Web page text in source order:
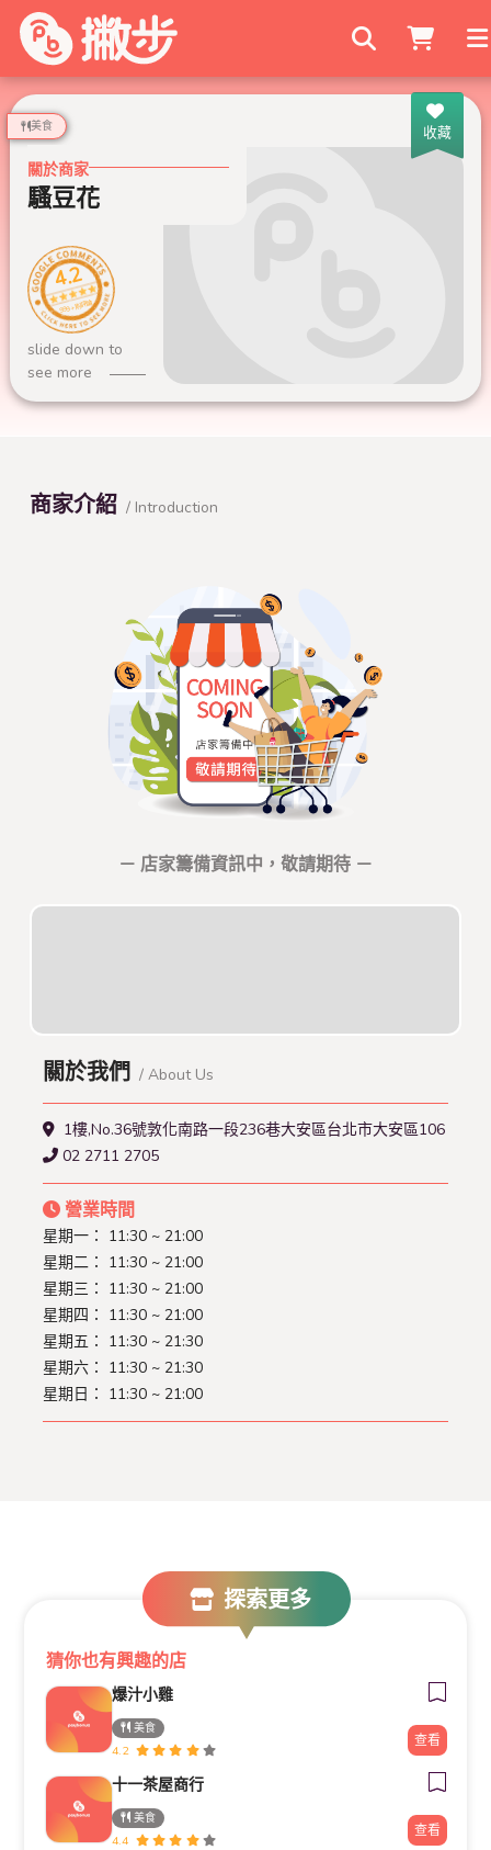
搜尋商家
收藏
美食
關於商家
騷豆花
4.2
999+ 則評論
slide down to
see more
商家介紹 / Introduction
－ 店家籌備資訊中，敬請期待 －
關於我們 / About Us
1樓,No.36號敦化南路一段236巷大安區台北市大安區106
02 2711 2705
營業時間
星期一： 11:30 ~ 21:00
星期二： 11:30 ~ 21:00
星期三： 11:30 ~ 21:00
星期四： 11:30 ~ 21:00
星期五： 11:30 ~ 21:30
星期六： 11:30 ~ 21:30
星期日： 11:30 ~ 21:00
探索更多
猜你也有興趣的店
爆汁小雞
美食
4.2
查看
十一茶屋商行
美食
4.4
查看